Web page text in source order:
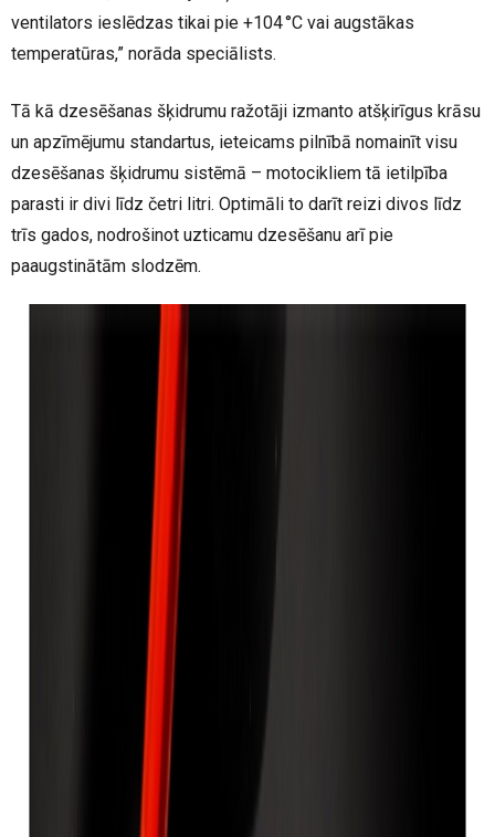
ventilators ieslēdzas tikai pie +104 °C vai augstākas
temperatūras,” norāda speciālists.
Tā kā dzesēšanas šķidrumu ražotāji izmanto atšķirīgus krāsu
un apzīmējumu standartus, ieteicams pilnībā nomainīt visu
dzesēšanas šķidrumu sistēmā – motocikliem tā ietilpība
parasti ir divi līdz četri litri. Optimāli to darīt reizi divos līdz
trīs gados, nodrošinot uzticamu dzesēšanu arī pie
paaugstinātām slodzēm.